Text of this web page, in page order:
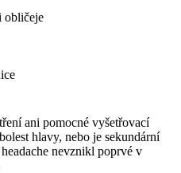
obličeje
ani pomocné vyšetřovací
hlavy, nebo je sekundární
nevznikl poprvé v